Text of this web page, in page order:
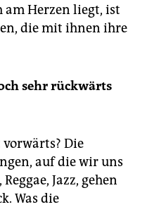
am Herzen liegt, ist
die mit ihnen ihre
sehr rückwärts
Die
auf die wir uns
Jazz, gehen
Was die